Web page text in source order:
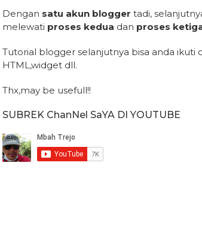
Dengan satu akun blogger tadi,
melewati proses kedua dan proses
Tutorial blogger selanjutnya bisa anda
HTML,widget dll.
Thx,may be usefull!!
SUBREK ChanNel SaYA DI YOUTUBE